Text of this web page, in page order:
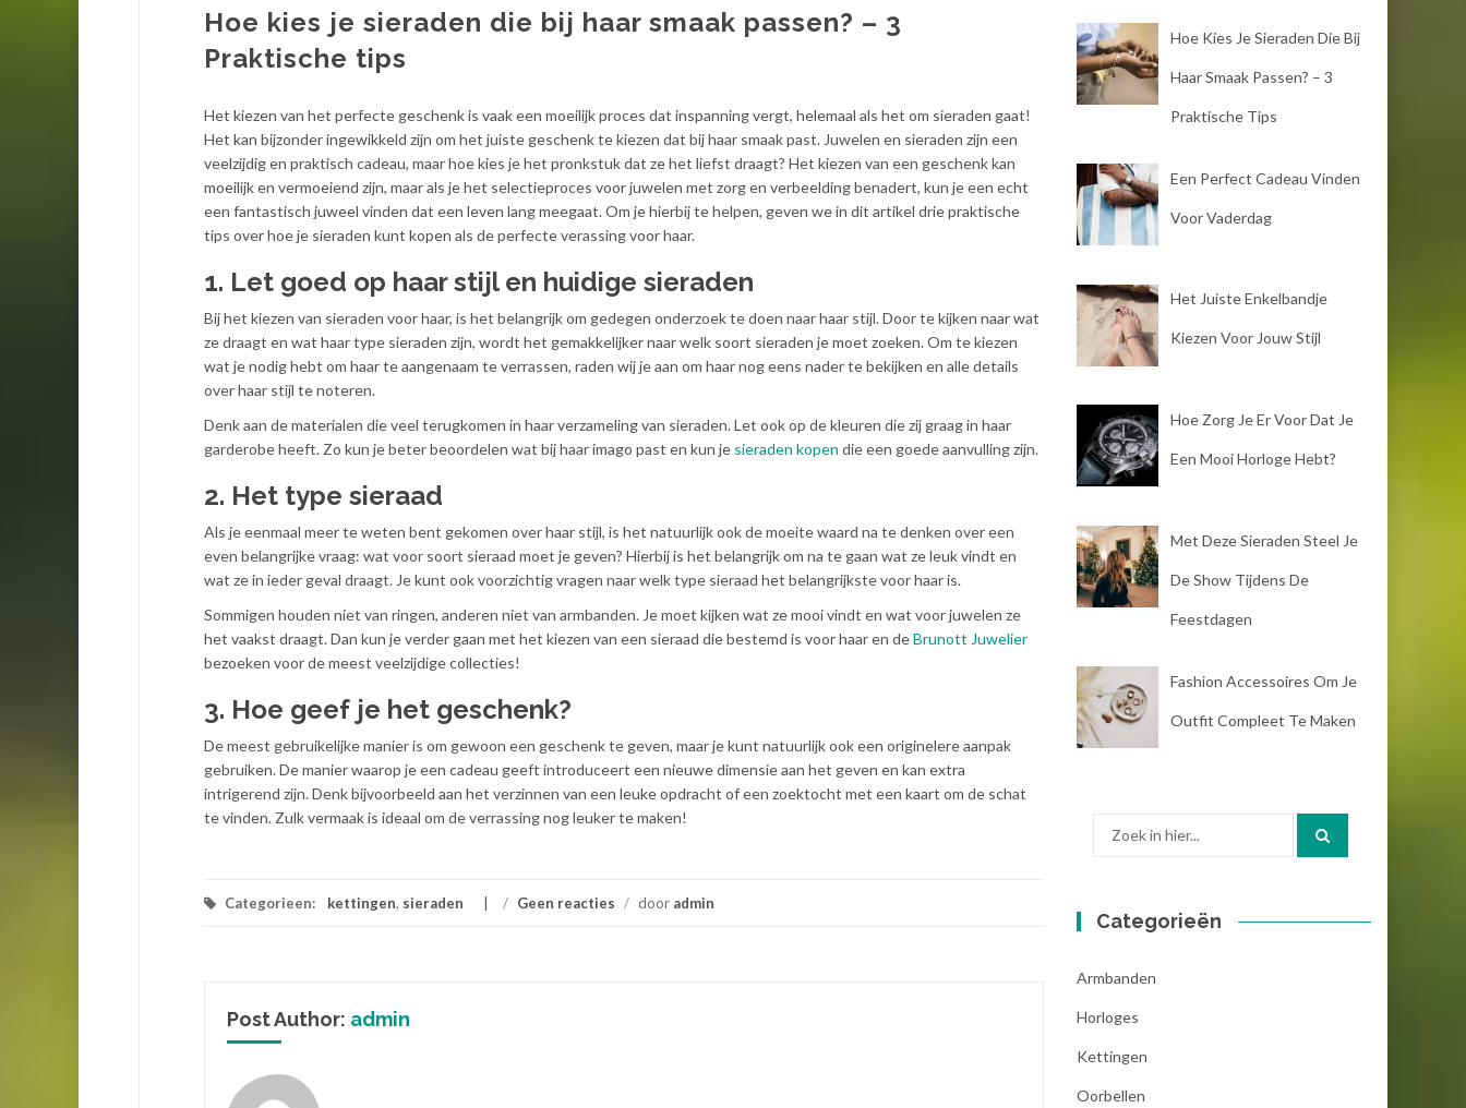
Hoe kies je sieraden die bij haar smaak passen? – 3
Praktische tips
Het kiezen van het perfecte geschenk is vaak een moeilijk proces dat inspanning vergt, helemaal als het om sieraden gaat!
Het kan bijzonder ingewikkeld zijn om het juiste geschenk te kiezen dat bij haar smaak past. Juwelen en sieraden zijn een
veelzijdig en praktisch cadeau, maar hoe kies je het pronkstuk dat ze het liefst draagt? Het kiezen van een geschenk kan
moeilijk en vermoeiend zijn, maar als je het selectieproces voor juwelen met zorg en verbeelding benadert, kun je een echt
een fantastisch juweel vinden dat een leven lang meegaat. Om je hierbij te helpen, geven we in dit artikel drie praktische
tips over hoe je sieraden kunt kopen als de perfecte verassing voor haar.
1. Let goed op haar stijl en huidige sieraden
Bij het kiezen van sieraden voor haar, is het belangrijk om gedegen onderzoek te doen naar haar stijl. Door te kijken naar wat
ze draagt en wat haar type sieraden zijn, wordt het gemakkelijker naar welk soort sieraden je moet zoeken. Om te kiezen
wat je nodig hebt om haar te aangenaam te verrassen, raden wij je aan om haar nog eens nader te bekijken en alle details
over haar stijl te noteren.
Denk aan de materialen die veel terugkomen in haar verzameling van sieraden. Let ook op de kleuren die zij graag in haar
garderobe heeft. Zo kun je beter beoordelen wat bij haar imago past en kun je sieraden kopen die een goede aanvulling zijn.
2. Het type sieraad
Als je eenmaal meer te weten bent gekomen over haar stijl, is het natuurlijk ook de moeite waard na te denken over een
even belangrijke vraag: wat voor soort sieraad moet je geven? Hierbij is het belangrijk om na te gaan wat ze leuk vindt en
wat ze in ieder geval draagt. Je kunt ook voorzichtig vragen naar welk type sieraad het belangrijkste voor haar is.
Sommigen houden niet van ringen, anderen niet van armbanden. Je moet kijken wat ze mooi vindt en wat voor juwelen ze
het vaakst draagt. Dan kun je verder gaan met het kiezen van een sieraad die bestemd is voor haar en deBrunott Juwelier
bezoeken voor de meest veelzijdige collecties!
3. Hoe geef je het geschenk?
De meest gebruikelijke manier is om gewoon een geschenk te geven, maar je kunt natuurlijk ook een originelere aanpak
gebruiken. De manier waarop je een cadeau geeft introduceert een nieuwe dimensie aan het geven en kan extra
intrigerend zijn. Denk bijvoorbeeld aan het verzinnen van een leuke opdracht of een zoektocht met een kaart om de schat
te vinden. Zulk vermaak is ideaal om de verrassing nog leuker te maken!
Categorieen: kettingen, sieraden / Geen reacties / door admin
Post Author: admin
Hoe Kies Je Sieraden Die Bij
Haar Smaak Passen? – 3
Praktische Tips
Een Perfect Cadeau Vinden
Voor Vaderdag
Het Juiste Enkelbandje
Kiezen Voor Jouw Stijl
Hoe Zorg Je Er Voor Dat Je
Een Mooi Horloge Hebt?
Met Deze Sieraden Steel Je
De Show Tijdens De
Feestdagen
Fashion Accessoires Om Je
Outfit Compleet Te Maken
Zoek
Categorieën
Armbanden
Horloges
Kettingen
Oorbellen